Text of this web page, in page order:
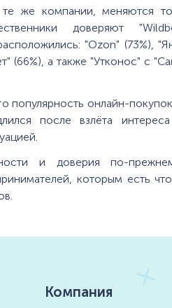
же компании, меняются
доверяют
"Ozon" (73%),
(66%), а также "Утконос" с
популярность онлайн-
после взлёта
и доверия по-
которым есть
Компания